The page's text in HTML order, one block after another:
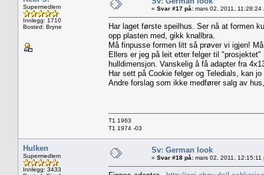
Supermedlem
Innlegg: 1710
Bosted: Bryne
« Svar #17 på: mars 02, 2011, 11:28:24
Har laget første speilhus. Ser nå at formen
opp plasten med, gikk knallbra.
Må finpusse formen litt så prøver vi igjen!
Ellers er jeg på leit etter felger til
hulldimensjon. Vanskelig å få adapter fra
Har sett på Cookie felger og Teledials, kan
Andre forslag som ikke medfører salg av
T1 1963
T1 1974 -03
Hulken
Supermedlem
Innlegg: 3433
Sv: German look
« Svar #18 på: mars 02, 2011, 12:15:11